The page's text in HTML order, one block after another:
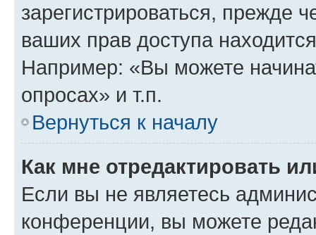
зарегистрироваться, прежде
ваших прав доступа
Например: «Вы можете
опросах» и т.п.
Вернуться к началу
Как мне отредактировать
Если вы не являетесь
конференции, вы можете